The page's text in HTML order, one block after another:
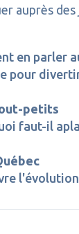
auprès
en parler
pour
petits
faut-il